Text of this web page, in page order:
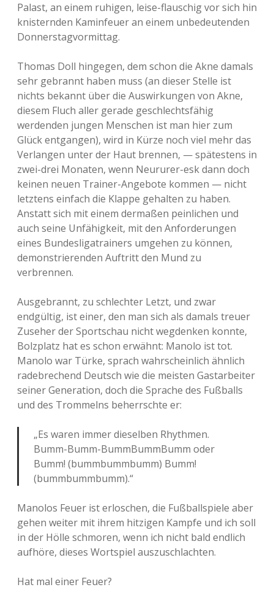
Palast, an einem ruhigen, leise-flauschig vor sich hin
knisternden Kaminfeuer an einem unbedeutenden
Donnerstagvormittag.
Thomas Doll hingegen, dem schon die Akne damals
sehr gebrannt haben muss (an dieser Stelle ist
nichts bekannt über die Auswirkungen von Akne,
diesem Fluch aller gerade geschlechtsfähig
werdenden jungen Menschen ist man hier zum
Glück entgangen), wird in Kürze noch viel mehr das
Verlangen unter der Haut brennen, — spätestens in
zwei-drei Monaten, wenn Neururer-esk dann doch
keinen neuen Trainer-Angebote kommen — nicht
letztens einfach die Klappe gehalten zu haben.
Anstatt sich mit einem dermaßen peinlichen und
auch seine Unfähigkeit, mit den Anforderungen
eines Bundesligatrainers umgehen zu können,
demonstrierenden Auftritt den Mund zu
verbrennen.
Ausgebrannt, zu schlechter Letzt, und zwar
endgültig, ist einer, den man sich als damals treuer
Zuseher der Sportschau nicht wegdenken konnte,
Bolzplatz hat es schon erwähnt: Manolo ist tot.
Manolo war Türke, sprach wahrscheinlich ähnlich
radebrechend Deutsch wie die meisten Gastarbeiter
seiner Generation, doch die Sprache des Fußballs
und des Trommelns beherrschte er:
„Es waren immer dieselben Rhythmen.
Bumm-Bumm-BummBummBumm oder
Bumm! (bummbummbumm) Bumm!
(bummbummbumm).“
Manolos Feuer ist erloschen, die Fußballspiele aber
gehen weiter mit ihrem hitzigen Kampfe und ich soll
in der Hölle schmoren, wenn ich nicht bald endlich
aufhöre, dieses Wortspiel auszuschlachten.
Hat mal einer Feuer?